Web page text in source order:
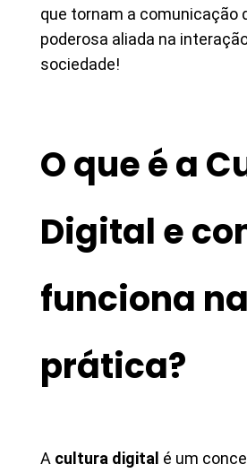
que tornam a comunicação
poderosa aliada na
sociedade!
O que é a
Digital e
funciona na
prática?
A cultura digital é um